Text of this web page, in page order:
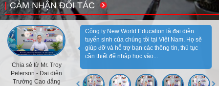
CẢM NHẬN ĐỐI TÁC
Chia sẻ từ Mr. Troy
Peterson - Đại diện
Trường Cao đẳng
Công ty New World Education là đại diện
tuyển sinh của chúng tôi tại Việt Nam. Họ sẽ
giúp đỡ và hỗ trợ bạn các thông tin, thủ tục
cần thiết để nhập học vào...